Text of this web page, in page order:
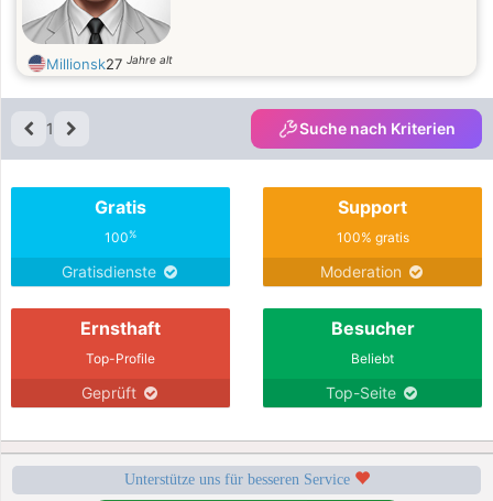
Millionsk27 Jahre alt
1 Suche nach Kriterien
Gratis
100%
Gratisdienste
Support
100% gratis
Moderation
Ernsthaft
Top-Profile
Geprüft
Besucher
Beliebt
Top-Seite
Unterstütze uns für besseren Service